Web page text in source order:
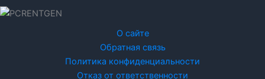
О сайте
Обратная связь
Политика конфиденциальности
Отказ от ответственности